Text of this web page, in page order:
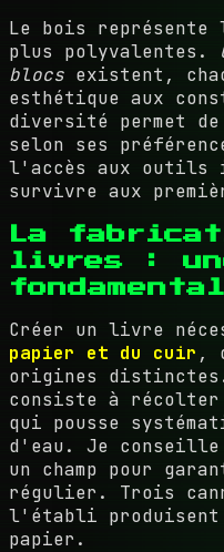
Le bois représente
plus polyvalentes.
blocs existent,
esthétique aux
diversité permet
selon ses
l'accès aux outils
survivre aux
La
livres :
Créer un livre
papier et du cuir ,
origines
consiste à récolter
qui pousse
d'eau. Je
un champ pour
régulier. Trois
l'établi produisent
papier.